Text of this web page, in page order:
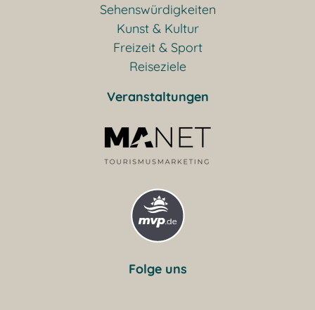
Sehenswürdigkeiten
Kunst & Kultur
Freizeit & Sport
Reiseziele
Veranstaltungen
Folge uns